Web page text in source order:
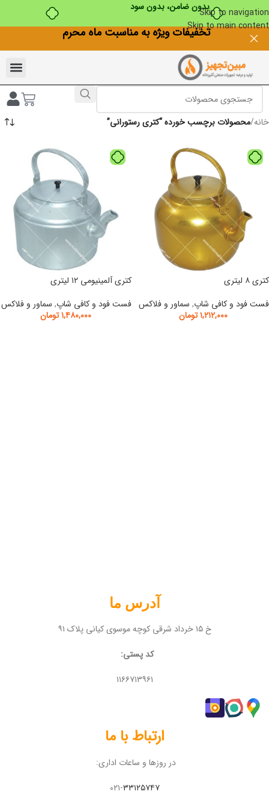
بدون ضامن، بدون سودSkip to navigation
Skip to main contentتخفیفات ویژه به مناسبت ماه محرم
خانه/محصولات برچسب خورده “کتری رستورانی”
کتری ۸ لیتری
فست فود و کافی شاپ, سماور و فلاکس
۱,۲۱۲,۰۰۰تومان
کتری آلمینیومی ۱۲ لیتری
فست فود و کافی شاپ, سماور و فلاکس
۱,۴۸۰,۰۰۰تومان
آدرس ما
خ ۱۵ خرداد شرقی کوچه موسوی کیانی پلاک ۹۱
کد پستی:
۱۱۶۶۷۱۳۹۶۱
ارتباط با ما
در روزها و ساعات اداری:
۰۲۱-۳۳۱۲۵۷۴۷